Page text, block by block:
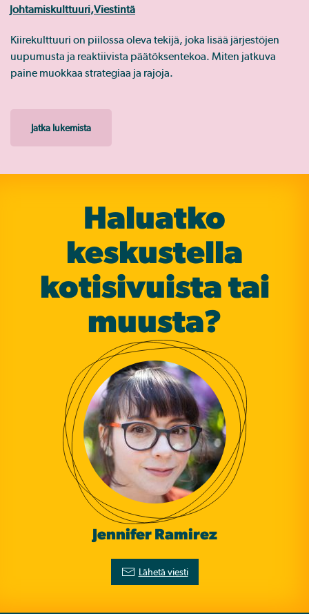
Johtamiskulttuuri,Viestintä
Kiirekulttuuri on piilossa oleva tekijä, joka lisää järjestöjen
uupumusta ja reaktiivista päätöksentekoa. Miten jatkuva
paine muokkaa strategiaa ja rajoja.
Jatka lukemista
Haluatko
keskustella
koti­sivuista tai
muusta?
Jennifer Ramirez
Lähetä viesti